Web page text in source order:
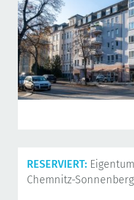
RESERVIERT:
Chemnitz-Sonnenberg